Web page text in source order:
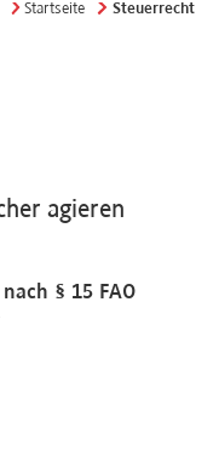
Startseite Steuerrecht
agieren
§ 15 FAO